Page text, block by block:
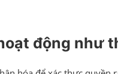
động như